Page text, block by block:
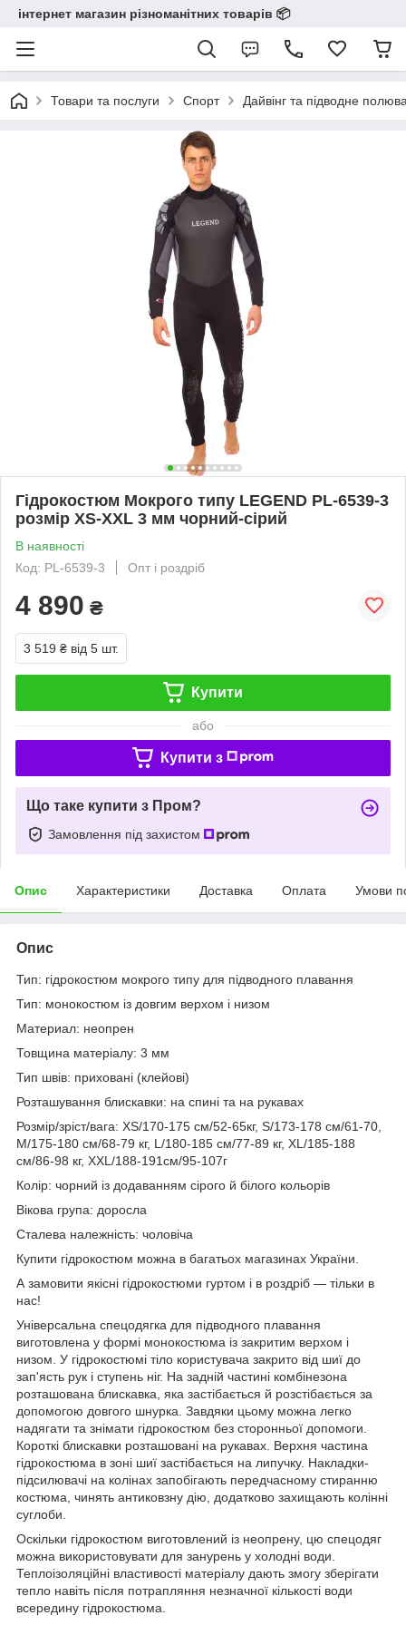
інтернет магазин різноманітних товарів 📦️️️️️️
Товари та послуги Спорт Дайвінг та підводне
Гідрокостюм Мокрого типу LEGEND PL-6539-3
розмір XS-XXL 3 мм чорний-сірий
В наявності
Код: PL-6539-3
Опт і роздріб
4 890 ₴
3 519 ₴ від 5 шт.
Купити
або
Купити з
Що таке купити з Пром?
Замовлення під захистом
Опис Характеристики Доставка Оплата Умови
Опис
Тип: гідрокостюм мокрого типу для підводного плавання
Тип: монокостюм із довгим верхом і низом
Материал: неопрен
Товщина матеріалу: 3 мм
Тип швів: приховані (клейові)
Розташування блискавки: на спині та на рукавах
Розмір/зріст/вага: XS/170-175 см/52-65кг, S/173-178 см/61-70,
M/175-180 см/68-79 кг, L/180-185 см/77-89 кг, XL/185-188
см/86-98 кг, XXL/188-191см/95-107г
Колір: чорний із додаванням сірого й білого кольорів
Вікова група: доросла
Сталева належність: чоловіча
Купити гідрокостюм можна в багатьох магазинах України.
А замовити якісні гідрокостюми гуртом і в роздріб — тільки в
нас!
Універсальна спецодягка для підводного плавання
виготовлена у формі монокостюма із закритим верхом і
низом. У гідрокостюмі тіло користувача закрито від шиї до
зап'ясть рук і ступень ніг. На задній частині комбінезона
розташована блискавка, яка застібається й розстібається за
допомогою довгого шнурка. Завдяки цьому можна легко
надягати та знімати гідрокостюм без сторонньої допомоги.
Короткі блискавки розташовані на рукавах. Верхня частина
гідрокостюма в зоні шиї застібається на липучку. Накладки-
підсилювачі на колінах запобігають передчасному стиранню
костюма, чинять антиковзну дію, додатково захищають колінні
суглоби.
Оскільки гідрокостюм виготовлений із неопрену, цю спецодяг
можна використовувати для занурень у холодні води.
Теплоізоляційні властивості матеріалу дають змогу зберігати
тепло навіть після потрапляння незначної кількості води
всередину гідрокостюма.